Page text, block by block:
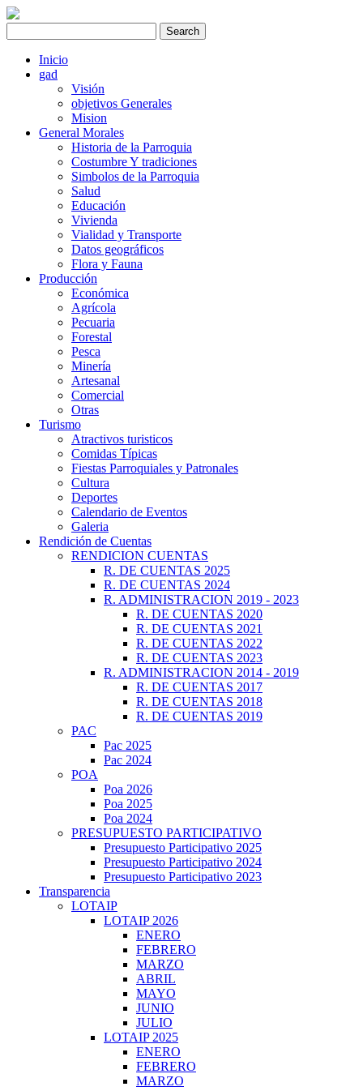
Inicio
gad
Visión
objetivos Generales
Mision
General Morales
Historia de la Parroquia
Costumbre Y tradiciones
Simbolos de la Parroquia
Salud
Educación
Vivienda
Vialidad y Transporte
Datos geográficos
Flora y Fauna
Producción
Económica
Agrícola
Pecuaria
Forestal
Pesca
Minería
Artesanal
Comercial
Otras
Turismo
Atractivos turisticos
Comidas Típicas
Fiestas Parroquiales y Patronales
Cultura
Deportes
Calendario de Eventos
Galeria
Rendición de Cuentas
RENDICION CUENTAS
R. DE CUENTAS 2025
R. DE CUENTAS 2024
R. ADMINISTRACION 2019 - 2023
R. DE CUENTAS 2020
R. DE CUENTAS 2021
R. DE CUENTAS 2022
R. DE CUENTAS 2023
R. ADMINISTRACION 2014 - 2019
R. DE CUENTAS 2017
R. DE CUENTAS 2018
R. DE CUENTAS 2019
PAC
Pac 2025
Pac 2024
POA
Poa 2026
Poa 2025
Poa 2024
PRESUPUESTO PARTICIPATIVO
Presupuesto Participativo 2025
Presupuesto Participativo 2024
Presupuesto Participativo 2023
Transparencia
LOTAIP
LOTAIP 2026
ENERO
FEBRERO
MARZO
ABRIL
MAYO
JUNIO
JULIO
LOTAIP 2025
ENERO
FEBRERO
MARZO